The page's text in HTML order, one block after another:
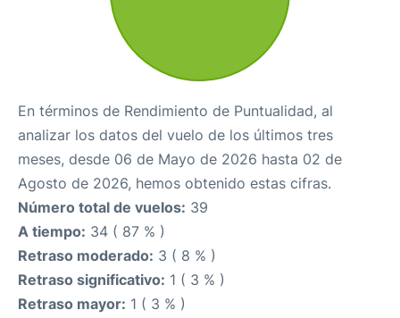
En términos de Rendimiento de Puntualidad, al
analizar los datos del vuelo de los últimos tres
meses, desde 06 de Mayo de 2026 hasta 02 de
Agosto de 2026, hemos obtenido estas cifras.
Número total de vuelos: 39
A tiempo: 34 ( 87 % )
Retraso moderado: 3 ( 8 % )
Retraso significativo: 1 ( 3 % )
Retraso mayor: 1 ( 3 % )